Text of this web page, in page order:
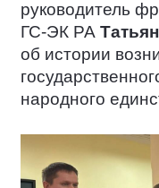
руководитель
ГС-ЭК РА
об истории
народного